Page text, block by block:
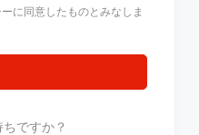
に同意したものとみなしま
ですか？